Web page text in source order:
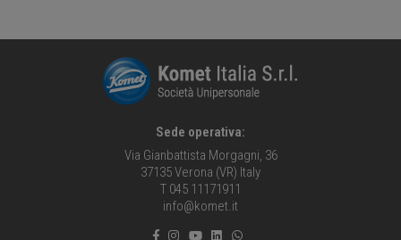
Sede operativa:
Via Gianbattista Morgagni, 36
37135 Verona (VR) Italy
T 045 11171911
info@komet.it